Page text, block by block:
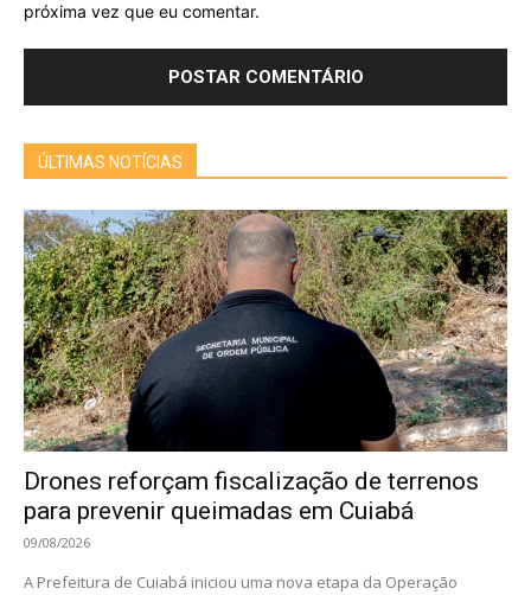
próxima vez que eu comentar.
ÚLTIMAS NOTÍCIAS
Drones reforçam fiscalização de terrenos
para prevenir queimadas em Cuiabá
09/08/2026
A Prefeitura de Cuiabá iniciou uma nova etapa da Operação